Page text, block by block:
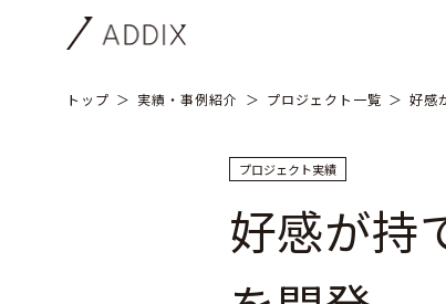
トップ 実績・事例紹介 プロジェクト一覧 好感
プロジェクト実績
好感が持